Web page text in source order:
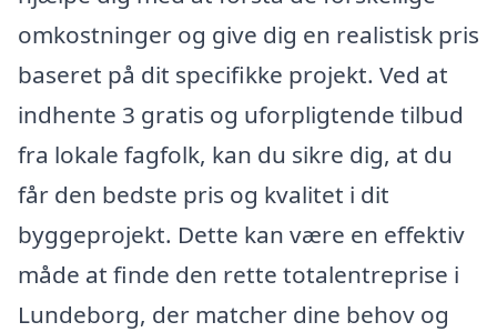
omkostninger og give dig en realistisk pris
baseret på dit specifikke projekt. Ved at
indhente 3 gratis og uforpligtende tilbud
fra lokale fagfolk, kan du sikre dig, at du
får den bedste pris og kvalitet i dit
byggeprojekt. Dette kan være en effektiv
måde at finde den rette totalentreprise i
Lundeborg, der matcher dine behov og